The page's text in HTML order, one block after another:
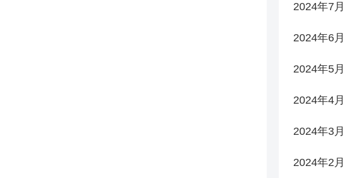
2024年7月
2024年6月
2024年5月
2024年4月
2024年3月
2024年2月